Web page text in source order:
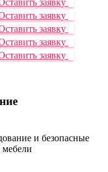
заявку
заявку
заявку
заявку
заявку
и безопасные
мебели